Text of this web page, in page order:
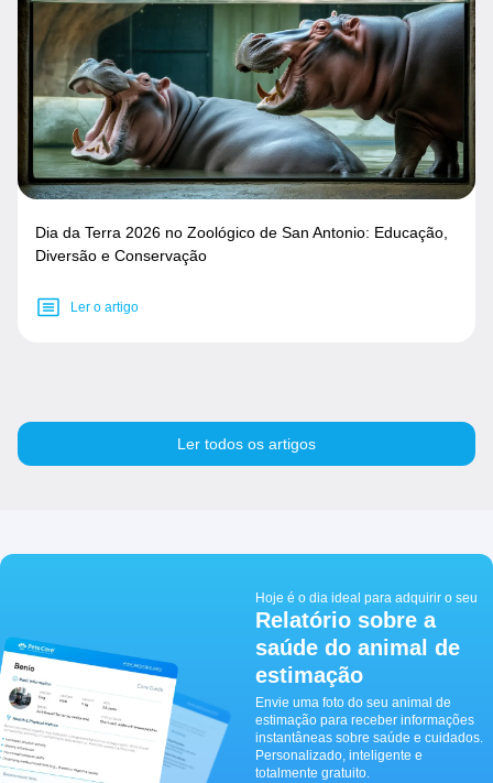
Dia da Terra 2026 no Zoológico de San Antonio: Educação,
Diversão e Conservação
Ler o artigo
Ler todos os artigos
Hoje é o dia ideal para adquirir o seu
Relatório sobre a
saúde do animal de
estimação
Envie uma foto do seu animal de
estimação para receber informações
instantâneas sobre saúde e cuidados.
Personalizado, inteligente e
totalmente gratuito.